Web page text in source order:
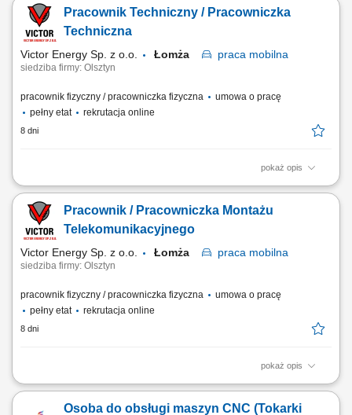
Pracownik Techniczny / Pracowniczka
Techniczna
Victor Energy Sp. z o.o. Łomża praca mobilna
siedziba firmy: Olsztyn
pracownik fizyczny / pracowniczka fizyczna
umowa o pracę
pełny etat
rekrutacja online
8 dni
pokaż opis
Zadania na stanowisku: Udział w montażu instalacji i urządzeń;
Układanie, oznaczanie oraz podłączanie okablowania; Prowadzenie
serwisów, naprawianie usterek oraz wsparcie w pracach
ogólnobudowlanych; Analiza dokumentacji technicznej; Bieżąca
współpraca z brygadą, kadrowo-inżynieryjną...
Pracownik / Pracowniczka Montażu
Telekomunikacyjnego
Victor Energy Sp. z o.o. Łomża praca mobilna
siedziba firmy: Olsztyn
pracownik fizyczny / pracowniczka fizyczna
umowa o pracę
pełny etat
rekrutacja online
8 dni
pokaż opis
Opis stanowiska Praca mobilna na terenie Polski;
Osoba do obsługi maszyn CNC (Tokarki